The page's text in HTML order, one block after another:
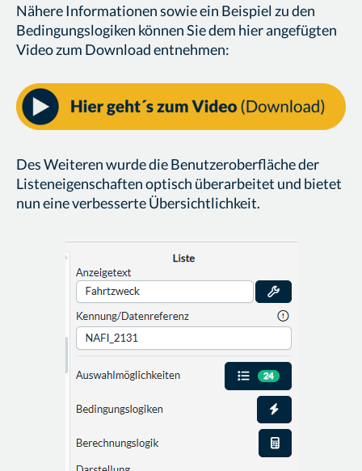
Nähere Informationen sowie ein Beispiel zu den
Bedingungslogiken können Sie dem hier angefügten
Video zum Download entnehmen:
Des Weiteren wurde die Benutzeroberfläche der
Listeneigenschaften optisch überarbeitet und bietet
nun eine verbesserte Übersichtlichkeit.